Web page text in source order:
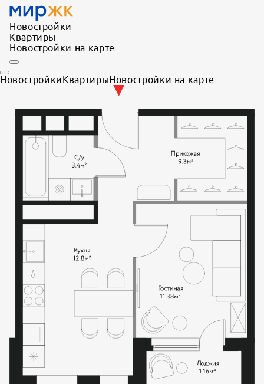
Новостройки
Квартиры
Новостройки на карте
НовостройкиКвартирыНовостройки на карте